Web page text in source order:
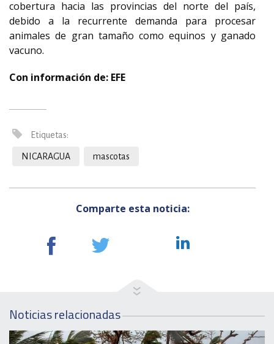
cobertura hacia las provincias del norte del país,
debido a la recurrente demanda para procesar
animales de gran tamaño como equinos y ganado
vacuno.
Con información de: EFE
Etiquetas:
NICARAGUA mascotas
Comparte esta noticia:
Noticias relacionadas